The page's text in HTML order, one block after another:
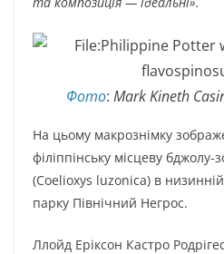
Фото: Mark Kineth
На цьому макрознімку
філіппінську місцеву
(Coelioxys luzonica) в
парку Північний Негрос.
Ллойд Еріксон Кастро